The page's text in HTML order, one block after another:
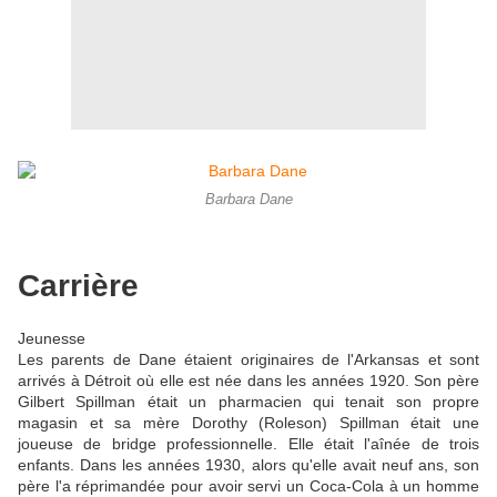
Barbara Dane
Carrière
Jeunesse
Les parents de Dane étaient originaires de l'Arkansas et sont
arrivés à Détroit où elle est née dans les années 1920. Son père
Gilbert Spillman était un pharmacien qui tenait son propre
magasin et sa mère Dorothy (Roleson) Spillman était une
joueuse de bridge professionnelle. Elle était l'aînée de trois
enfants. Dans les années 1930, alors qu'elle avait neuf ans, son
père l'a réprimandée pour avoir servi un Coca-Cola à un homme